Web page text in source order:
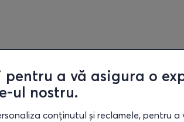
a vă asigura o
ul nostru.
conținutul și reclamele, pentru